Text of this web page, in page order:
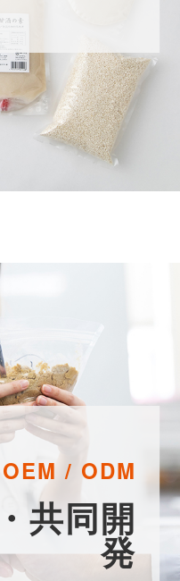
/ ODM
共同開
発